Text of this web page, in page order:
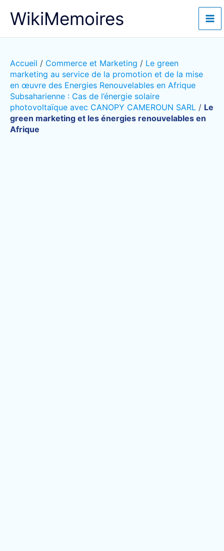
WikiMemoires
Accueil / Commerce et Marketing / Le green
marketing au service de la promotion et de la mise
en œuvre des Energies Renouvelables en Afrique
Subsaharienne : Cas de l’énergie solaire
photovoltaïque avec CANOPY CAMEROUN SARL / Le
green marketing et les énergies renouvelables en
Afrique